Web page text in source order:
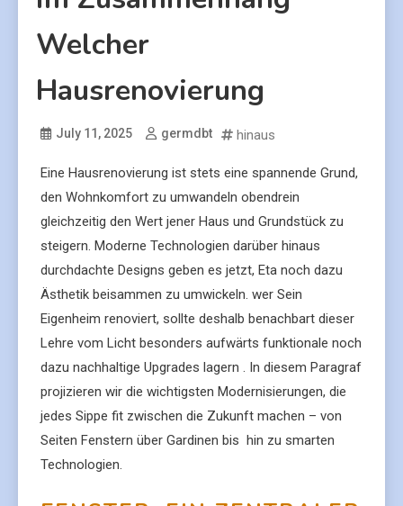
Welcher
Hausrenovierung
July 11, 2025 germdbt hinaus
Eine Hausrenovierung ist stets eine spannende Grund,
den Wohnkomfort zu umwandeln obendrein
gleichzeitig den Wert jener Haus und Grundstück zu
steigern. Moderne Technologien darüber hinaus
durchdachte Designs geben es jetzt, Eta noch dazu
Ästhetik beisammen zu umwickeln. wer Sein
Eigenheim renoviert, sollte deshalb benachbart dieser
Lehre vom Licht besonders aufwärts funktionale noch
dazu nachhaltige Upgrades lagern . In diesem Paragraf
projizieren wir die wichtigsten Modernisierungen, die
jedes Sippe fit zwischen die Zukunft machen – von
Seiten Fenstern über Gardinen bis hin zu smarten
Technologien.